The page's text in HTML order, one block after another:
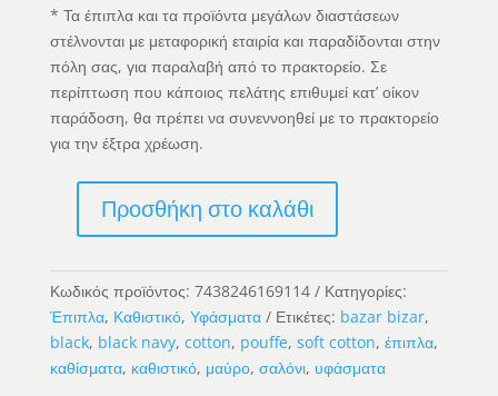
* Τα έπιπλα και τα προϊόντα μεγάλων διαστάσεων
στέλνονται με μεταφορική εταιρία και παραδίδονται στην
πόλη σας, για παραλαβή από το πρακτορείο. Σε
περίπτωση που κάποιος πελάτης επιθυμεί κατ’ οίκον
παράδοση, θα πρέπει να συνεννοηθεί με το πρακτορείο
για την έξτρα χρέωση.
My
Gee
Pouffe
-
Black
Προσθήκη στο καλάθι
Κωδικός προϊόντος: 7438246169114
Κατηγορίες:
Έπιπλα, Καθιστικό, Υφάσματα Ετικέτες: bazar bizar,
black, black navy, cotton, pouffe, soft cotton, έπιπλα,
καθίσματα, καθιστικό, μαύρο, σαλόνι, υφάσματα